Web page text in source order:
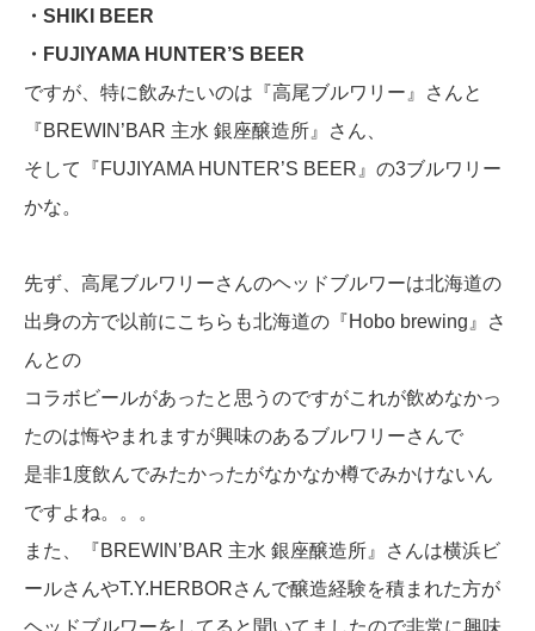
・SHIKI BEER
・FUJIYAMA HUNTER’S BEER
ですが、特に飲みたいのは『高尾ブルワリー』さんと
『BREWIN’BAR 主水 銀座醸造所』さん、
そして『FUJIYAMA HUNTER’S BEER』の3ブルワリー
かな。
先ず、高尾ブルワリーさんのヘッドブルワーは北海道の
出身の方で以前にこちらも北海道の『Hobo brewing』さ
んとの
コラボビールがあったと思うのですがこれが飲めなかっ
たのは悔やまれますが興味のあるブルワリーさんで
是非1度飲んでみたかったがなかなか樽でみかけないん
ですよね。。。
また、『BREWIN’BAR 主水 銀座醸造所』さんは横浜ビ
ールさんやT.Y.HERBORさんで醸造経験を積まれた方が
ヘッドブルワーをしてると聞いてましたので非常に興味